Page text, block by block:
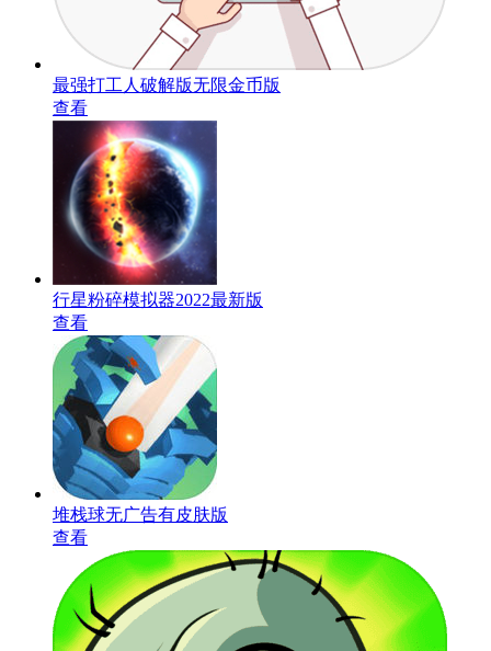
最强打工人破解版无限金币版
查看
行星粉碎模拟器2022最新版
查看
堆栈球无广告有皮肤版
查看